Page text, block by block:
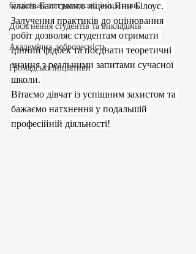
Соціальні та громадські ініціативи
Досягнення студентів та викладачів
Академічна доброчесність
Громадські ініціативи
класів Балтського ліцею Яни Білоус.
Залучення практиків до оцінювання
робіт дозволяє студентам отримати
цінний фідбек та поєднати теоретичні
знання з реальними запитами сучасної
школи.
Вітаємо дівчат із успішним захистом та
бажаємо натхнення у подальшій
професійній діяльності!